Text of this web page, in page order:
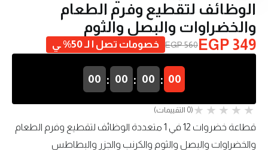
الوظائف لتقطيع وفرم الطعام
والخضراوات والبصل والثوم
EGP 349
EGP 560 خصومات تصل ا لـ 50% ـي
00 : 00 : 00 : 00
(0 التقييمات)
قطاعة خضروات 12 في 1 متعددة الوظائف لتقطيع وفرم الطعام
والخضراوات والبصل والثوم والكرنب والجزر والبطاطس